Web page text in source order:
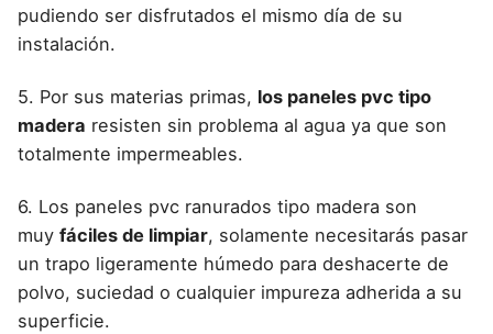
pudiendo ser disfrutados el mismo día de su
instalación.
5. Por sus materias primas, los paneles pvc tipo
madera resisten sin problema al agua ya que son
totalmente impermeables.
6. Los paneles pvc ranurados tipo madera son
muy fáciles de limpiar, solamente necesitarás pasar
un trapo ligeramente húmedo para deshacerte de
polvo, suciedad o cualquier impureza adherida a su
superficie.